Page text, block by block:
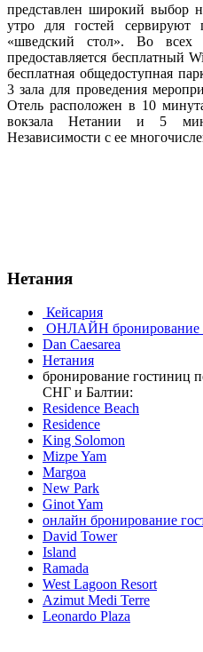
представлен широкий выбор
утро для гостей сервируют
«шведский стол». Во всех
предоставляется бесплатный
бесплатная общедоступная
3 зала для проведения
Отель расположен в 10
вокзала Нетании и 5
Независимости с ее
Нетания
Кейсария
ОНЛАЙН бронирование
Dan Caesarea
Нетания
бронирование гостиниц
СНГ и Балтии:
Residence Beach
Residence
King Solomon
Mizpe Yam
Margoa
New Park
Ginot Yam
онлайн бронирование
David Tower
Island
Ramada
West Lagoon Resort
Azimut Medi Terre
Leonardo Plaza